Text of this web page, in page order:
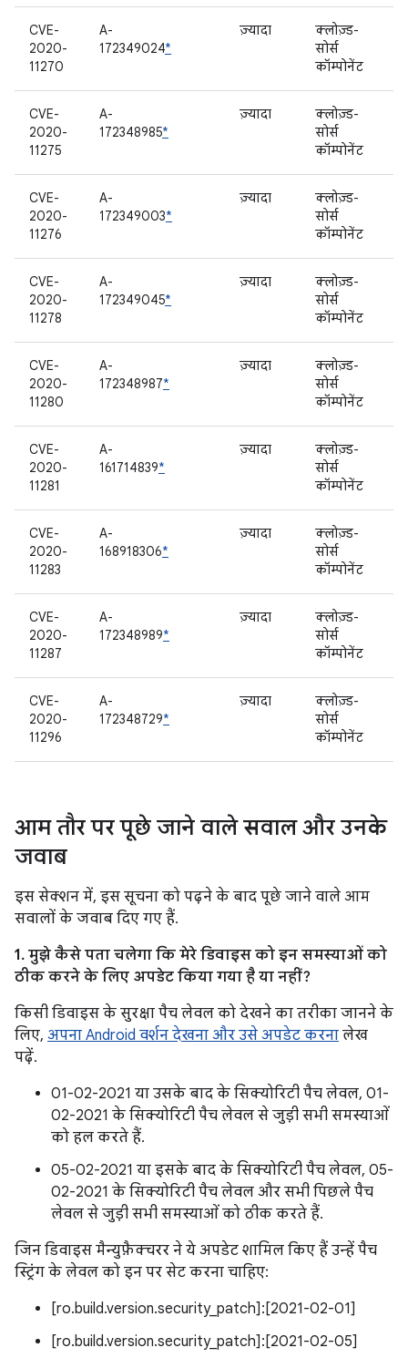
CVE-
2020-
11270
A-
172349024*
ज़्यादा
क्लोज़्ड-
सोर्स
कॉम्पोनेंट
CVE-
2020-
11275
A-
172348985*
ज़्यादा
क्लोज़्ड-
सोर्स
कॉम्पोनेंट
CVE-
2020-
11276
A-
172349003*
ज़्यादा
क्लोज़्ड-
सोर्स
कॉम्पोनेंट
CVE-
2020-
11278
A-
172349045*
ज़्यादा
क्लोज़्ड-
सोर्स
कॉम्पोनेंट
CVE-
2020-
11280
A-
172348987*
ज़्यादा
क्लोज़्ड-
सोर्स
कॉम्पोनेंट
CVE-
2020-
11281
A-
161714839*
ज़्यादा
क्लोज़्ड-
सोर्स
कॉम्पोनेंट
CVE-
2020-
11283
A-
168918306*
ज़्यादा
क्लोज़्ड-
सोर्स
कॉम्पोनेंट
CVE-
2020-
11287
A-
172348989*
ज़्यादा
क्लोज़्ड-
सोर्स
कॉम्पोनेंट
CVE-
2020-
11296
A-
172348729*
ज़्यादा
क्लोज़्ड-
सोर्स
कॉम्पोनेंट
आम तौर पर पूछे जाने वाले सवाल और उनके
जवाब
इस सेक्शन में, इस सूचना को पढ़ने के बाद पूछे जाने वाले आम
सवालों के जवाब दिए गए हैं.
1. मुझे कैसे पता चलेगा कि मेरे डिवाइस को इन समस्याओं को
ठीक करने के लिए अपडेट किया गया है या नहीं?
किसी डिवाइस के सुरक्षा पैच लेवल को देखने का तरीका जानने के
लिए, अपना Android वर्शन देखना और उसे अपडेट करना लेख
पढ़ें.
01-02-2021 या उसके बाद के सिक्योरिटी पैच लेवल, 01-
02-2021 के सिक्योरिटी पैच लेवल से जुड़ी सभी समस्याओं
को हल करते हैं.
05-02-2021 या इसके बाद के सिक्योरिटी पैच लेवल, 05-
02-2021 के सिक्योरिटी पैच लेवल और सभी पिछले पैच
लेवल से जुड़ी सभी समस्याओं को ठीक करते हैं.
जिन डिवाइस मैन्युफ़ैक्चरर ने ये अपडेट शामिल किए हैं उन्हें पैच
स्ट्रिंग के लेवल को इन पर सेट करना चाहिए:
[ro.build.version.security_patch]:[2021-02-01]
[ro.build.version.security_patch]:[2021-02-05]